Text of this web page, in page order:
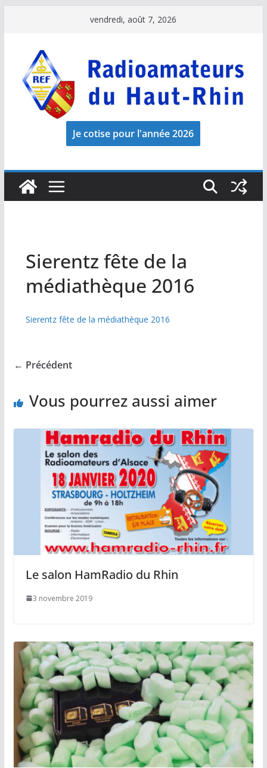
contenu
vendredi, août 7, 2026
Sierentz fête de la
médiathèque 2016
Sierentz fête de la médiathèque 2016
← Précédent
Vous pourrez aussi aimer
Le salon HamRadio du Rhin
3 novembre 2019